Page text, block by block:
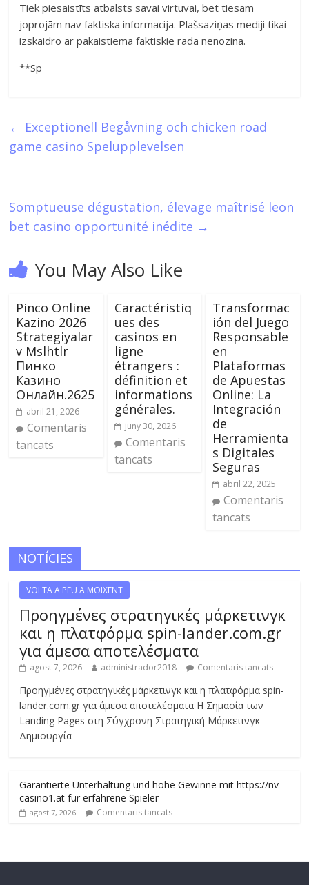
Tiek piesaistīts atbalsts savai virtuvai, bet tiesam
joprojām nav faktiska informacija. Plašsaziņas mediji tikai
izskaidro ar pakaistiema faktiskie rada nenozina.
**Sp
← Exceptionell Begåvning och chicken road
game casino Spelupplevelsen
Somptueuse dégustation, élevage maîtrisé leon
bet casino opportunité inédite →
You May Also Like
Pinco Online
Kazino 2026
Strategiyalar
v Mslhtlr
Пинко
Казино
Онлайн.2625
abril 21, 2026
Comentaris
tancats
Caractéristiq
ues des
casinos en
ligne
étrangers :
définition et
informations
générales.
juny 30, 2026
Comentaris
tancats
Transformac
ión del Juego
Responsable
en
Plataformas
de Apuestas
Online: La
Integración
de
Herramienta
s Digitales
Seguras
abril 22, 2025
Comentaris
tancats
NOTÍCIES
VOLTA A PEU A MOIXENT
Προηγμένες στρατηγικές μάρκετινγκ
και η πλατφόρμα spin-lander.com.gr
για άμεσα αποτελέσματα
agost 7, 2026 administrador2018 Comentaris tancats
Προηγμένες στρατηγικές μάρκετινγκ και η πλατφόρμα spin-
lander.com.gr για άμεσα αποτελέσματα Η Σημασία των
Landing Pages στη Σύγχρονη Στρατηγική Μάρκετινγκ
Δημιουργία
Garantierte Unterhaltung und hohe Gewinne mit https://nv-
casino1.at für erfahrene Spieler
agost 7, 2026 Comentaris tancats